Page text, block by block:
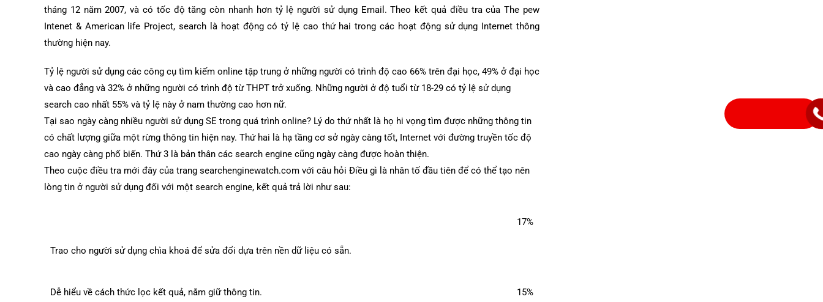
tháng 12 năm 2007, và có tốc độ tăng còn nhanh hơn tỷ lệ người sử dụng Email. Theo kết quả điều tra của The pew
Intenet & American life Project, search là hoạt động có tỷ lệ cao thứ hai trong các hoạt động sử dụng Internet thông
thường hiện nay.
Tỷ lệ người sử dụng các công cụ tìm kiếm online tập trung ở những người có trình độ cao 66% trên đại học, 49% ở đại học
và cao đẳng và 32% ở những người có trình độ từ THPT trở xuống. Những người ở độ tuổi từ 18-29 có tỷ lệ sử dụng
search cao nhất 55% và tỷ lệ này ở nam thường cao hơn nữ.
Tại sao ngày càng nhiều người sử dụng SE trong quá trình online? Lý do thứ nhất là họ hi vọng tìm được những thông tin
có chất lượng giữa một rừng thông tin hiện nay. Thứ hai là hạ tầng cơ sở ngày càng tốt, Internet với đường truyền tốc độ
cao ngày càng phố biến. Thứ 3 là bản thân các search engine cũng ngày càng được hoàn thiện.
Theo cuộc điều tra mới đây của trang searchenginewatch.com với câu hỏi Điều gì là nhân tố đầu tiên để có thể tạo nên
lòng tin ở người sử dụng đối với một search engine, kết quả trả lời như sau:
Trao cho người sử dụng chìa khoá để sửa đổi dựa trên nền dữ liệu có sẵn.
17%
Dễ hiểu về cách thức lọc kết quả, nắm giữ thông tin. 15%